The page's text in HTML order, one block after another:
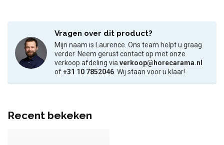
Vragen over dit product?
Mijn naam is Laurence. Ons team helpt u graag
verder. Neem gerust contact op met onze
verkoop afdeling viaverkoop@horecarama.nl
of+31 10 7852046. Wij staan voor u klaar!
Recent bekeken